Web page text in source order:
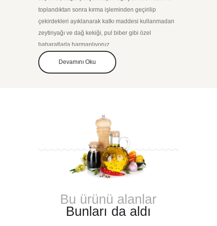
toplandıktan sonra kırma işleminden geçirilip
çekirdekleri ayıklanarak katkı maddesi kullanmadan
zeytinyağı ve dağ kekiği, pul biber gibi özel
baharatlarla harmanlıyoruz.
Doğallığıyla kahvaltılarınıza lezzet katan 570 Gr cam
kavanozda Makina Ayıklama Yeşil Zeytin Salatamızı
Devamını Oku
Bu ürünü alanlar
Bunları da aldı